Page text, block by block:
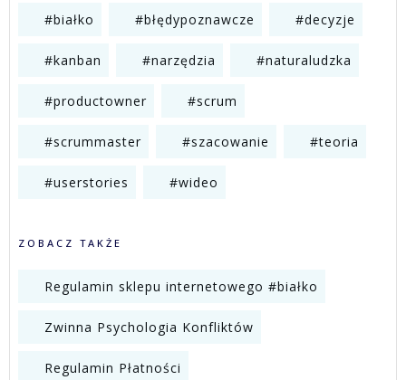
#białko #błędypoznawcze #decyzje
#kanban #narzędzia #naturaludzka
#productowner #scrum
#scrummaster #szacowanie #teoria
#userstories #wideo
ZOBACZ TAKŻE
Regulamin sklepu internetowego #białko
Zwinna Psychologia Konfliktów
Regulamin Płatności